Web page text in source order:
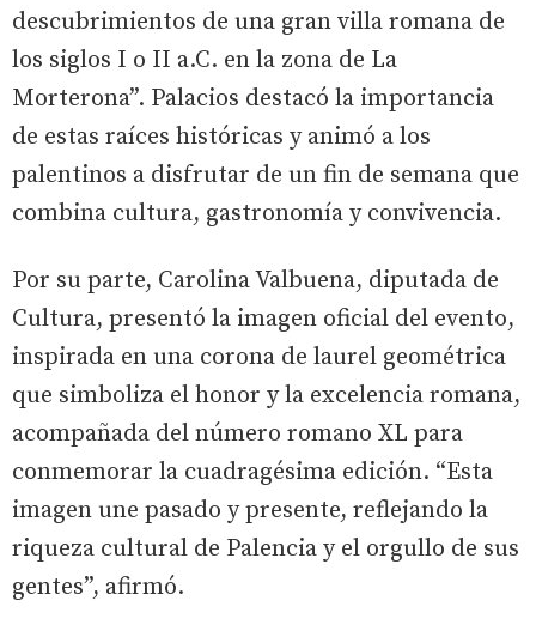
descubrimientos de una gran villa romana de
los siglos I o II a.C. en la zona de La
Morterona”. Palacios destacó la importancia
de estas raíces históricas y animó a los
palentinos a disfrutar de un fin de semana que
combina cultura, gastronomía y convivencia.
Por su parte, Carolina Valbuena, diputada de
Cultura, presentó la imagen oficial del evento,
inspirada en una corona de laurel geométrica
que simboliza el honor y la excelencia romana,
acompañada del número romano XL para
conmemorar la cuadragésima edición. “Esta
imagen une pasado y presente, reflejando la
riqueza cultural de Palencia y el orgullo de sus
gentes”, afirmó.